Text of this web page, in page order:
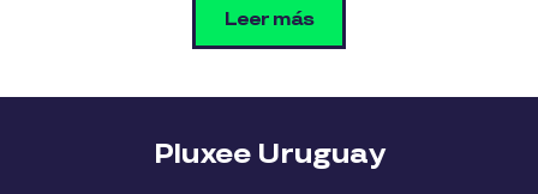
Leer más
Pluxee Uruguay